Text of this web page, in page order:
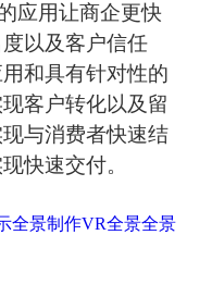
应用让商企更快
以及客户信任
和具有针对性的
客户转化以及留
与消费者快速结
快速交付。
全景制作VR全景全景